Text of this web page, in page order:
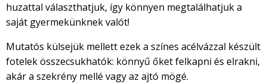
huzattal választhatjuk, így könnyen megtalálhatjuk a
saját gyermekünknek valót!
Mutatós külsejük mellett ezek a színes acélvázzal készült
fotelek összecsukhatók: könnyű őket felkapni és elrakni,
akár a szekrény mellé vagy az ajtó mögé.